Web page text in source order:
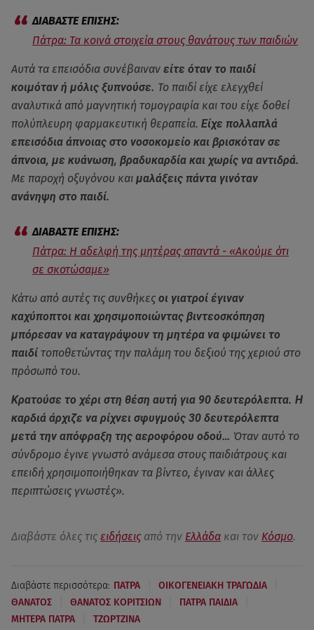
Πάτρα: Τα κοινά στοιχεία στους θανάτους των παιδιών
Αυτά τα επεισόδια συνέβαιναν είτε όταν το παιδί
κοιμόταν ή μόλις ξυπνούσε. Το παιδί είχε ελεγχθεί
αναλυτικά από μαγνητική τομογραφία και του είχε δοθεί
πολύπλευρη φαρμακευτική θεραπεία. Είχε πολλαπλά
επεισόδια άπνοιας στο νοσοκομείο και βρισκόταν σε
άπνοια, με κυάνωση, βραδυκαρδία και χωρίς να αντιδρά.
Με παροχή οξυγόνου και μαλάξεις πάντα γινόταν
ανάνηψη στο παιδί.
Πάτρα: Η αδελφή της μητέρας απαντά - «Ακούμε ότι
σε σκοτώσαμε»
Κάτω από αυτές τις συνθήκες οι γιατροί έγιναν
καχύποπτοι και χρησιμοποιώντας βιντεοσκόπηση
μπόρεσαν να καταγράψουν τη μητέρα να φιμώνει το
παιδί τοποθετώντας την παλάμη του δεξιού της χεριού στο
πρόσωπό του.
Κρατούσε το χέρι στη θέση αυτή για 90 δευτερόλεπτα. Η
καρδιά άρχιζε να ρίχνει σφυγμούς 30 δευτερόλεπτα
μετά την απόφραξη της αεροφόρου οδού… Όταν αυτό το
σύνδρομο έγινε γνωστό ανάμεσα στους παιδιάτρους και
επειδή χρησιμοποιήθηκαν τα βίντεο, έγιναν και άλλες
περιπτώσεις γνωστές».
Διαβάστε όλες τις ειδήσεις από την Ελλάδα και τον Κόσμο.
Διαβάστε περισσότερα: ΠΑΤΡΑ ΟΙΚΟΓΕΝΕΙΑΚΗ ΤΡΑΓΩΔΙΑ
ΘΑΝΑΤΟΣ ΘΑΝΑΤΟΣ ΚΟΡΙΤΣΙΩΝ ΠΑΤΡΑ ΠΑΙΔΙΑ
ΜΗΤΕΡΑ ΠΑΤΡΑ ΤΖΩΡΤΖΙΝΑ